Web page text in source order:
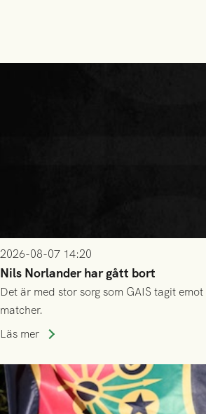
2026-08-07 14:20
Nils Norlander har gått bort
Det är med stor sorg som GAIS tagit
matcher.
Läs mer